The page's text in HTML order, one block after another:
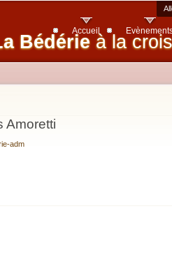
Bédérie à la
Accueil
Amoretti
adm